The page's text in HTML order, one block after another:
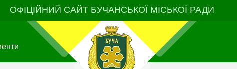
ОФІЦІЙНИЙ САЙТ БУЧАНСЬКОЇ МІСЬКОЇ РАДИ